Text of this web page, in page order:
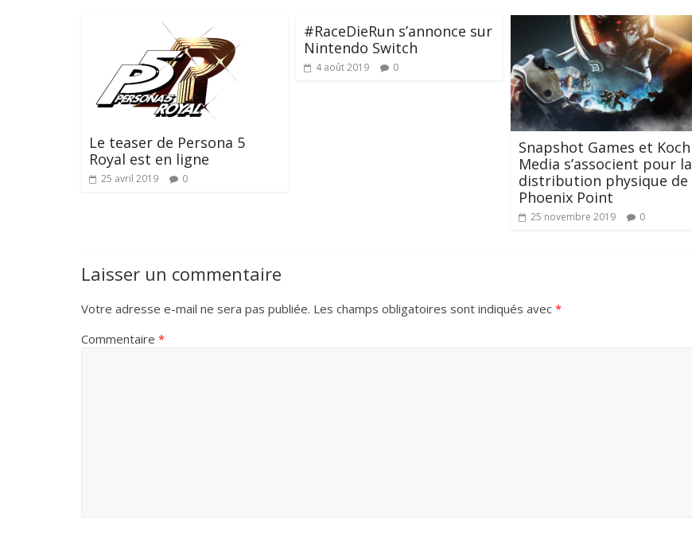
Le teaser de Persona 5
Royal est en ligne
25 avril 2019 0
#RaceDieRun s’annonce sur
Nintendo Switch
4 août 2019 0
Snapshot Games et Koch
Media s’associent pour la
distribution physique de
Phoenix Point
25 novembre 2019 0
Laisser un commentaire
Votre adresse e-mail ne sera pas publiée. Les champs obligatoires sont indiqués avec *
Commentaire *